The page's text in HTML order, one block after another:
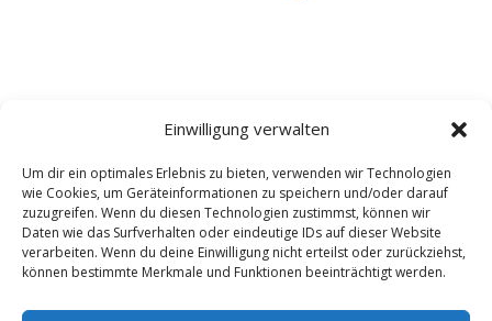
Einwilligung verwalten
Um dir ein optimales Erlebnis zu bieten, verwenden wir Technologien
wie Cookies, um Geräteinformationen zu speichern und/oder darauf
zuzugreifen. Wenn du diesen Technologien zustimmst, können wir
Daten wie das Surfverhalten oder eindeutige IDs auf dieser Website
verarbeiten. Wenn du deine Einwilligung nicht erteilst oder zurückziehst,
können bestimmte Merkmale und Funktionen beeinträchtigt werden.
Kontakt Impressum
Datenschutz
Werbung buchen
AGB
Copyright 2025-2026 | Web24 Consulting AVO UG |
Alle Rechte vorbehalten *Werbehinweis: Die ist ein